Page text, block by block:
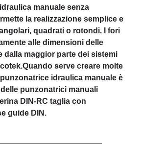
manuale senza
la realizzazione semplice e
quadrati o rotondi. I fori
alle dimensioni delle
dalla maggior parte dei sistemi
serve creare molte
idraulica manuale è
punzonatrici manuali
DIN-RC taglia con
guide DIN.